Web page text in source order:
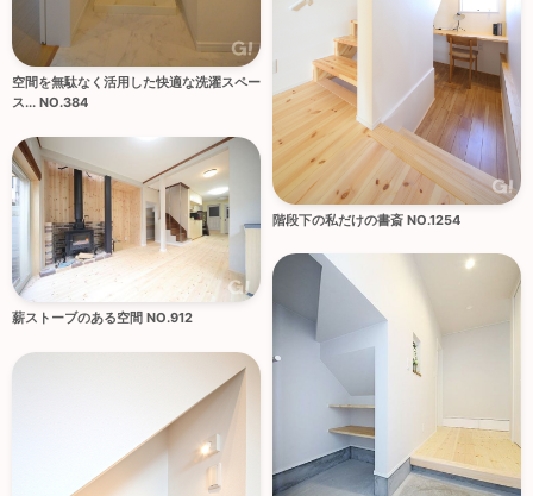
空間を無駄なく活用した快適な洗濯スペー
ス... NO.384
階段下の私だけの書斎 NO.1254
薪ストーブのある空間 NO.912